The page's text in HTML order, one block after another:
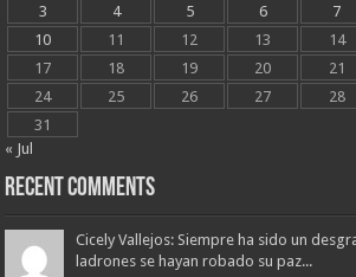
3
4 5 6 7
10
11 12 13 14
17
18 19 20 21
24
25 26 27 28
31
« Jul
Recent Comments
Cicely Vallejos: Siempre ha sido un
ladrones se hayan robado su paz...